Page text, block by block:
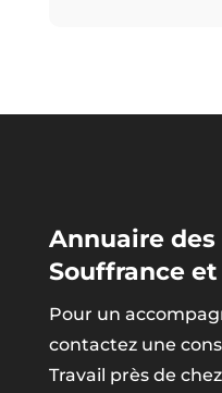
Annuaire
Souffrance et
Pour un
contactez une
Travail près de